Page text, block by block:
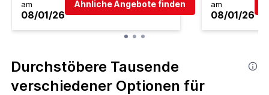
am
08/01/26
Ähnliche Angebote finden
am
08/01/26
Durchstöbere Tausende
verschiedener Optionen für